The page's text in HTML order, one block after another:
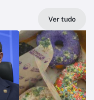
Ver tudo